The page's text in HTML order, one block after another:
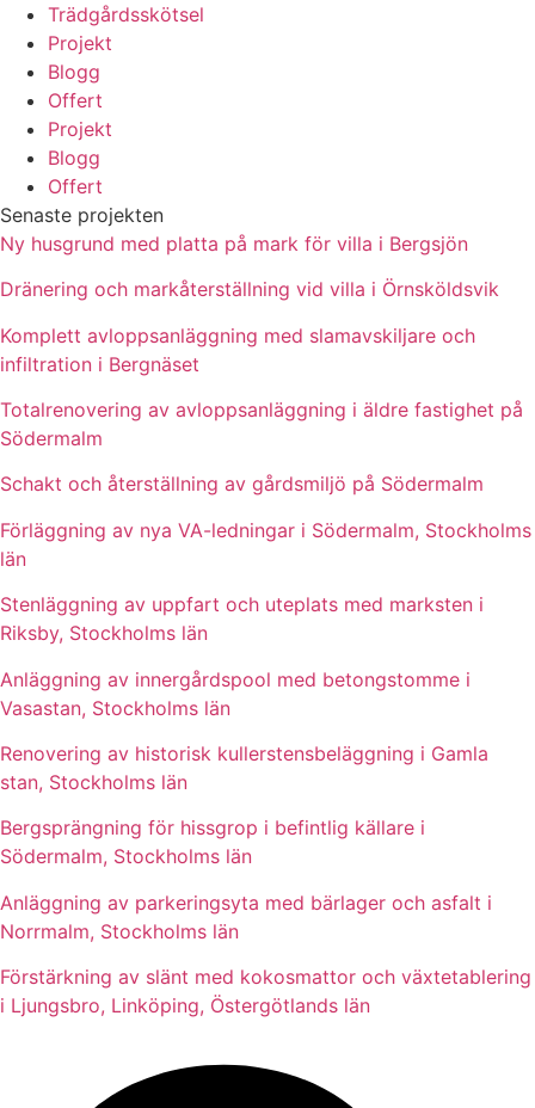
Trädgårdsskötsel
Projekt
Blogg
Offert
Projekt
Blogg
Offert
Senaste projekten
Ny husgrund med platta på mark för villa i Bergsjön
Dränering och markåterställning vid villa i Örnsköldsvik
Komplett avloppsanläggning med slamavskiljare och
infiltration i Bergnäset
Totalrenovering av avloppsanläggning i äldre fastighet på
Södermalm
Schakt och återställning av gårdsmiljö på Södermalm
Förläggning av nya VA-ledningar i Södermalm, Stockholms
län
Stenläggning av uppfart och uteplats med marksten i
Riksby, Stockholms län
Anläggning av innergårdspool med betongstomme i
Vasastan, Stockholms län
Renovering av historisk kullerstensbeläggning i Gamla
stan, Stockholms län
Bergsprängning för hissgrop i befintlig källare i
Södermalm, Stockholms län
Anläggning av parkeringsyta med bärlager och asfalt i
Norrmalm, Stockholms län
Förstärkning av slänt med kokosmattor och växtetablering
i Ljungsbro, Linköping, Östergötlands län